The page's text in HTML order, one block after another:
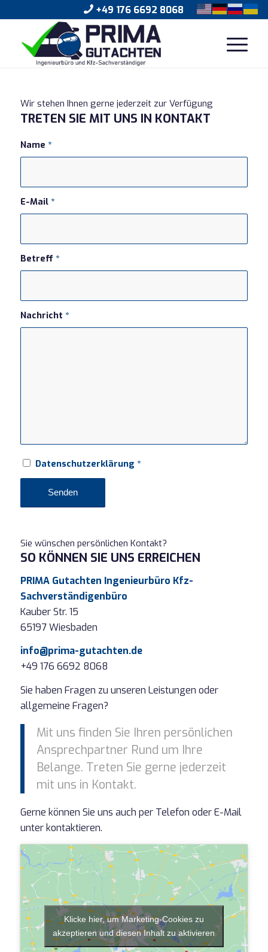
+49 176 6692 8068
Wir stehen Ihnen gerne jederzeit zur Verfügung
TRETEN SIE MIT UNS IN KONTAKT
Name *
E-Mail *
Betreff *
Nachricht *
Datenschutzerklärung *
Sie wünschen persönlichen Kontakt?
SO KÖNNEN SIE UNS ERREICHEN
PRIMA Gutachten Ingenieurbüro Kfz-
Sachverständigenbüro
Kauber Str. 15
65197 Wiesbaden
info@prima-gutachten.de
+49 176 6692 8068
Sie haben Fragen zu unseren Leistungen oder
allgemeine Fragen?
Mit uns finden Sie Ihren persönlichen
Ansprechpartner Rund um Ihre
Belange. Treten Sie gerne jederzeit
mit uns in Kontakt.
Gerne können Sie uns auch per Telefon oder E-Mail
unter kontaktieren.
Klicke hier, um Marketing-Cookies zu
akzeptieren und diesen Inhalt zu aktivieren